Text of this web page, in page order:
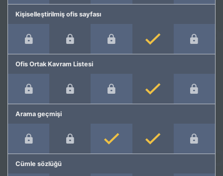
Kişiselleştirilmiş ofis sayfası
Ofis Ortak Kavram Listesi
Arama geçmişi
Cümle sözlüğü